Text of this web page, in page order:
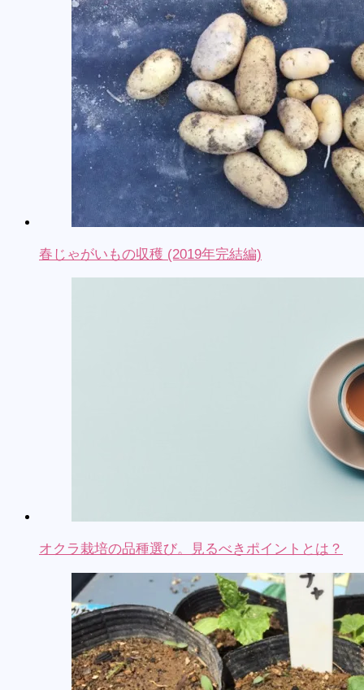
春じゃがいもの収穫 (2019年完結編)
オクラ栽培の品種選び。見るべきポイントとは？